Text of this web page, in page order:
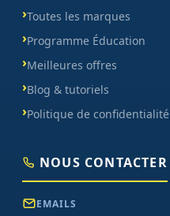
Toutes les marques
Programme Éducation
Meilleures offres
Blog & tutoriels
Politique de confidentialité
NOUS CONTACTER
EMAILS